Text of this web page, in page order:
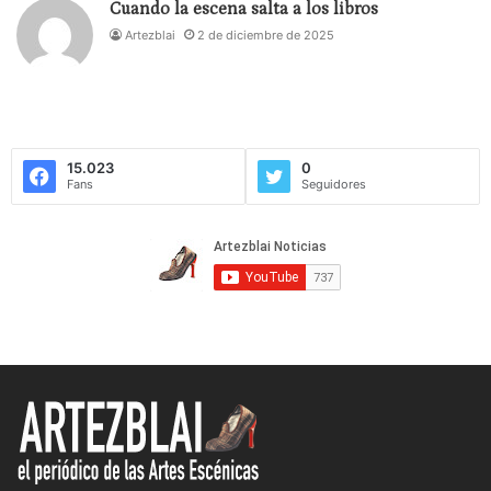
quinielas con hombres y mujeres jóvenes que han
presentado en estos últimos años sus credenciales
inmensa mayoría, con pocas abstenciones y dos
votos en contra frente a 34 a favor ha optado por
para aposentar lo existente, para que la experiencia
de Pasqual ayude a transitar por estos tiempos
no se cuestiona aquí al elegido, sino la elección, a
lo que desde fuera se entendía como una línea,
como una apuesta de renovación, de dar cabida a
Cuando la escena salta a los libros
Artezblai 2 de diciembre de 2025
15.023
Fans
0
Seguidores